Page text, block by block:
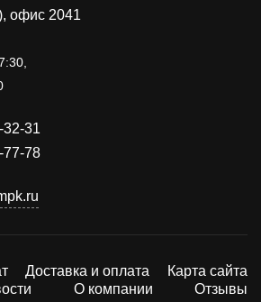
офис 2041
32-31
77-78
Доставка и оплата
Карта сайта
О компании Отзывы